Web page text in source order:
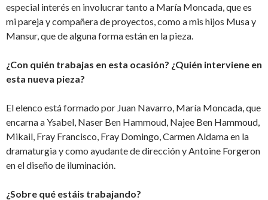
especial interés en involucrar tanto a María Moncada, que es
mi pareja y compañera de proyectos, como a mis hijos Musa y
Mansur, que de alguna forma están en la pieza.
¿Con quién trabajas en esta ocasión? ¿Quién interviene en
esta nueva pieza?
El elenco está formado por Juan Navarro, María Moncada, que
encarna a Ysabel, Naser Ben Hammoud, Najee Ben Hammoud,
Mikail, Fray Francisco, Fray Domingo, Carmen Aldama en la
dramaturgia y como ayudante de dirección y Antoine Forgeron
en el diseño de iluminación.
¿Sobre qué estáis trabajando?